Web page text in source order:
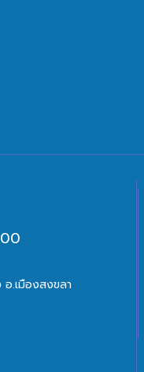
.เมืองสงขลา